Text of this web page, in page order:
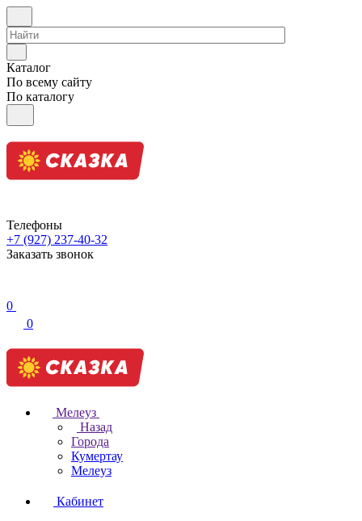
Каталог
По всему сайту
По каталогу
Телефоны
+7 (927) 237-40-32
Заказать звонок
0
0
Мелеуз
Назад
Города
Кумертау
Мелеуз
Кабинет